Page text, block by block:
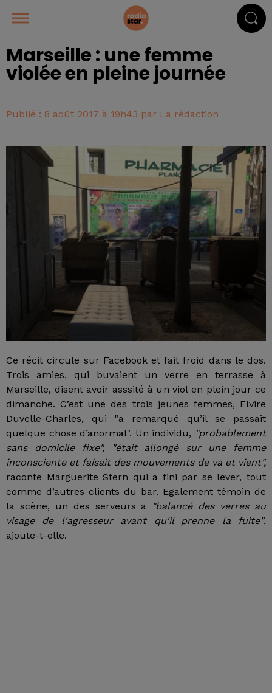
Marseille : une femme
violée en pleine journée
Publié : 8 août 2017 à 19h43 par La rédaction
Ce récit circule sur Facebook et fait froid dans le dos.
Trois amies, qui buvaient un verre en terrasse à
Marseille, disent avoir asssité à un viol en plein jour ce
dimanche. C’est une des trois jeunes femmes, Elvire
Duvelle-Charles, qui "a remarqué qu’il se passait
quelque chose d’anormal". Un individu, "probablement
sans domicile fixe", "était allongé sur une femme
inconsciente et faisait des mouvements de va et vient",
raconte Marguerite Stern qui a fini par se lever, tout
comme d’autres clients du bar. Egalement témoin de
la scène, un des serveurs a
"balancé des verres au
visage de l'agresseur avant qu'il prenne la fuite",
ajoute-t-elle.